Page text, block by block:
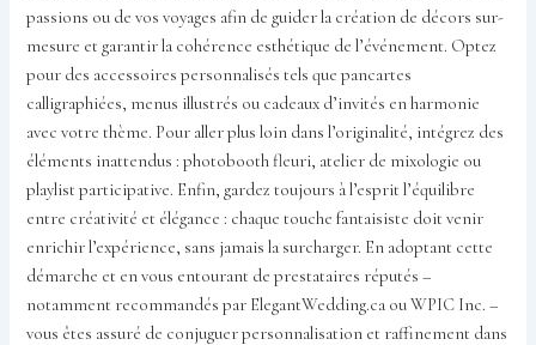
passions ou de vos voyages afin de guider la création de décors sur-
mesure et garantir la cohérence esthétique de l’événement. Optez
pour des accessoires personnalisés tels que pancartes
calligraphiées, menus illustrés ou cadeaux d’invités en harmonie
avec votre thème. Pour aller plus loin dans l’originalité, intégrez des
éléments inattendus : photobooth fleuri, atelier de mixologie ou
playlist participative. Enfin, gardez toujours à l’esprit l’équilibre
entre créativité et élégance : chaque touche fantaisiste doit venir
enrichir l’expérience, sans jamais la surcharger. En adoptant cette
démarche et en vous entourant de prestataires réputés –
notamment recommandés par ElegantWedding.ca ou WPIC Inc. –
vous êtes assuré de conjuguer personnalisation et raffinement dans